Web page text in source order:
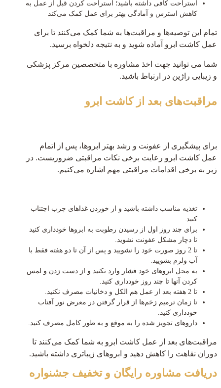
استراحت کافی داشته باشید؛ استراحت کردن قبل از عمل به
کاهش استرس و آمادگی بهتر برای عمل کمک می‌کند
تمام این توصیه‌ها و مراقبت‌ها به شما کمک می‌کنند تا برای
عمل کاشت ابرو آماده شوید و به نتیجه دلخواه برسید.
شما می توانید جهت اخذ مشاوره با متخصصین مرکز پزشکی
و زیبایی راژین در ارتباط باشید.
مراقبت‌های بعد از کاشت ابرو
برای پیشگیری از عفونت و رشد بهتر ابروها، پس از اتمام
عمل کاشت ابرو رعایت برخی نکات مراقبتی ضروریست. در
زیر به برخی اقدامات مراقبتی مهم اشاره می‌کنیم.
تغذیه مناسب داشته باشید و از خوردن غذاهای چرب اجتناب
کنید.
برای چند روز اول از رسیدن رطوبت به ابروها خودداری کنید
تا دچار مشکل عفونت نشوید.
تا 2 روز صورت خود را نشویید و پس از آن تا دو هفته فقط با
آب ولرم بشویید.
به محل ابروهای خود فشار وارد نکنید و از دست زدن و لمس
کردن آنها تا چند روز خودداری کنید.
تا 2 هفته بعد از عمل هم الکل و دخانیات مصرف نکنید.
تا زمان ترمیم زخم‌ها از قرار گرفتن در معرض نور آفتاب
خودداری کنید.
داروهای تجویز شده را به موقع و به طور کامل مصرف کنید.
مراقبت‌های بعد از عمل کاشت ابرو به شما کمک می‌کنند تا
دوران نقاهت را کاهش دهید و ابروهای زیباتری داشته باشید.
دریافت مشاوره رایگان و تخفیف جشنواره